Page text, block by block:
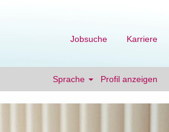
Jobsuche Karriere
Sprache Profil anzeigen